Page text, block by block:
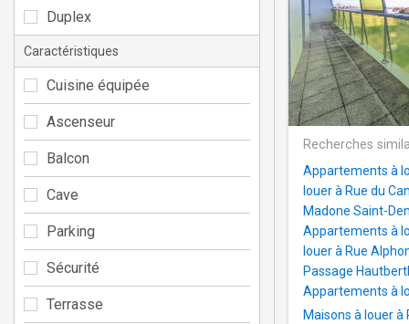
Recherches
Appartements à
louer à Rue du
Madone Saint-
Appartements à
louer à Rue
Passage
Appartements à
Maisons à louer à
Duplex
Caractéristiques
Cuisine équipée
Ascenseur
Balcon
Cave
Parking
Sécurité
Terrasse